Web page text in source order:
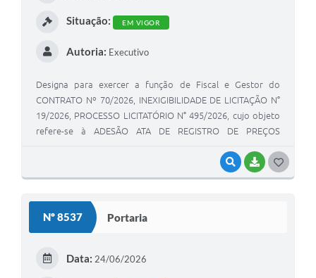
VISUALIZAR
BAIXAR
Situação: EM VIGOR
Autoria: Executivo
Designa para exercer a função de Fiscal e Gestor do
CONTRATO Nº 70/2026, INEXIGIBILIDADE DE LICITAÇÃO N°
19/2026, PROCESSO LICITATÓRIO N° 495/2026, cujo objeto
refere-se à ADESÃO ATA DE REGISTRO DE PREÇOS
PAULISTA - REGISTRO DE PREÇOS PARA EVENTUAL
CONTRATAÇÃO DE EMPRESA ESPECIALIZADA PARA
INFORMATIZADO E INTEGRADO DE GESTÃO DA
MANUTENÇÃO PREVENTIVA/CORRETIVA DA FROTA DE
DE UMA REDE DE ESTABELECIMENTOS CREDENCIADOS.
Nº 8537 Portaria
Data: 24/06/2026